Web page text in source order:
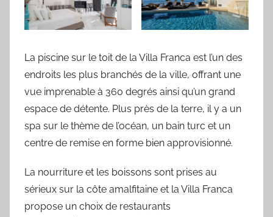
La piscine sur le toit de la Villa Franca est l’un des
endroits les plus branchés de la ville, offrant une
vue imprenable à 360 degrés ainsi qu’un grand
espace de détente. Plus près de la terre, il y a un
spa sur le thème de l’océan, un bain turc et un
centre de remise en forme bien approvisionné.
La nourriture et les boissons sont prises au
sérieux sur la côte amalfitaine et la Villa Franca
propose un choix de restaurants